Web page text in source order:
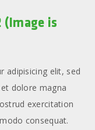
is
adipisicing elit, sed
dolore magna
exercitation
consequat.